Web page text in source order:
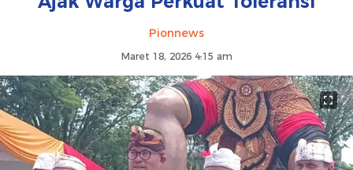
Pionnews
Maret 18, 2026 4:15 am